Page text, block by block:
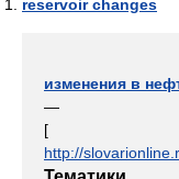
reservoir changes
изменения в
—
[
http://